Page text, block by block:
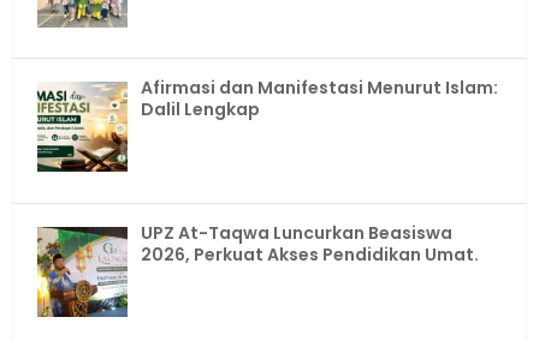
Afirmasi dan Manifestasi Menurut Islam:
Dalil Lengkap
UPZ At-Taqwa Luncurkan Beasiswa
2026, Perkuat Akses Pendidikan Umat.